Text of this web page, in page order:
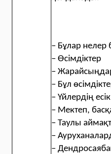
– Бұлар нелер
– Өсімдіктер
–
– Бұл
– Үйлердің
– Мектеп,
– Таулы
–
–